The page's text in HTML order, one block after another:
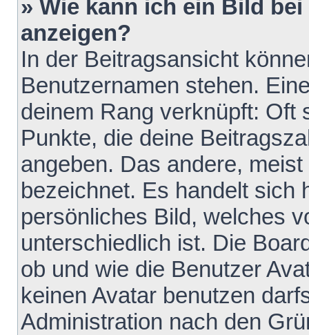
» Wie kann ich ein Bild
anzeigen?
In der Beitragsansicht
Benutzernamen stehen.
deinem Rang verknüpft: Oft
Punkte, die deine
angeben. Das andere,
bezeichnet. Es handelt sich
persönliches Bild, welches
unterschiedlich ist. Die
ob und wie die Benutzer
keinen Avatar benutzen
Administration nach den